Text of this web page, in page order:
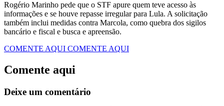
Rogério Marinho pede que o STF apure quem teve acesso às
informações e se houve repasse irregular para Lula. A solicitação
também inclui medidas contra Marcola, como quebra dos sigilos
bancário e fiscal e busca e apreensão.
COMENTE AQUI COMENTE AQUI
Comente aqui
Deixe um comentário